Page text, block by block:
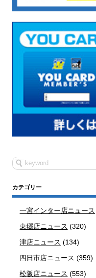
カテゴリー
一宮インター店ニュース
東郷店ニュース (320)
津店ニュース (134)
四日市店ニュース (359)
松阪店ニュース (553)